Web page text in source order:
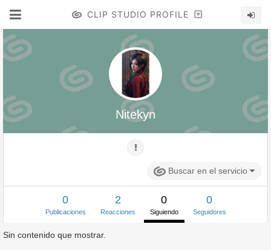
CLIP STUDIO PROFILE
Nitekyn
Buscar en el servicio
0
Publicaciones
2
Reacciones
0
Siguiendo
0
Seguidores
Sin contenido que mostrar.